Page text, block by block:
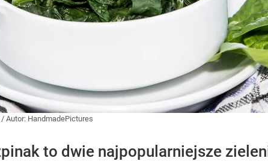
/ Autor: HandmadePictures
to dwie najpopularniejsze